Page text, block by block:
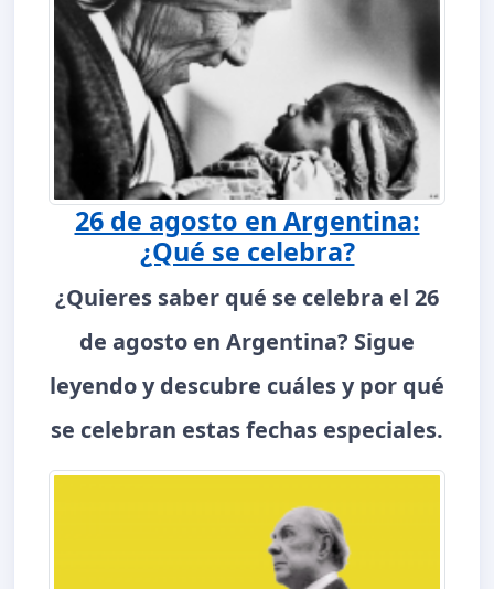
26 de agosto en Argentina:
¿Qué se celebra?
¿Quieres saber qué se celebra el 26
de agosto en Argentina? Sigue
leyendo y descubre cuáles y por qué
se celebran estas fechas especiales.